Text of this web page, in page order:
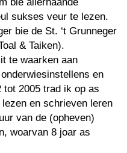
sukses veur te lezen.
bie de St. ‘t Grunneger
& Taiken).
te waarken aan
en
tot 2005 trad ik op as
en schrieven leren
van de (opheven)
woarvan 8 joar as